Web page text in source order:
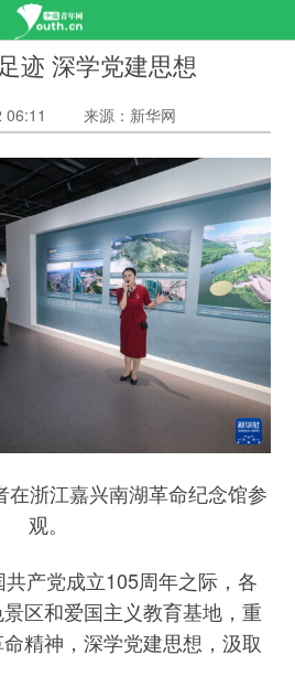
迹 深学党建思想
来源：新华网
浙江嘉兴南湖革命纪念馆参
观。
产党成立105周年之际，各
区和爱国主义教育基地，重
精神，深学党建思想，汲取